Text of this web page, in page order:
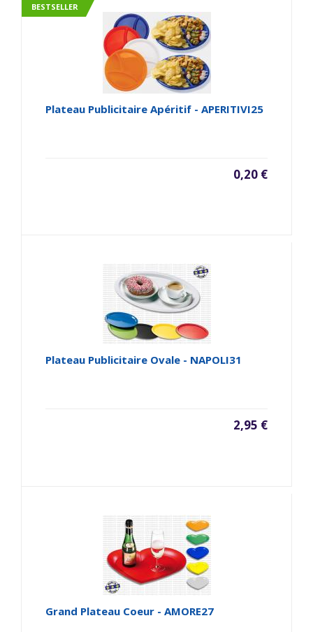
BESTSELLER
Plateau Publicitaire Apéritif - APERITIVI25
0,20 €
Plateau Publicitaire Ovale - NAPOLI31
2,95 €
Grand Plateau Coeur - AMORE27